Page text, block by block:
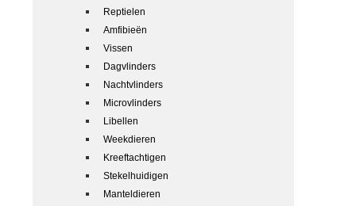
Reptielen
Amfibieën
Vissen
Dagvlinders
Nachtvlinders
Microvlinders
Libellen
Weekdieren
Kreeftachtigen
Stekelhuidigen
Manteldieren